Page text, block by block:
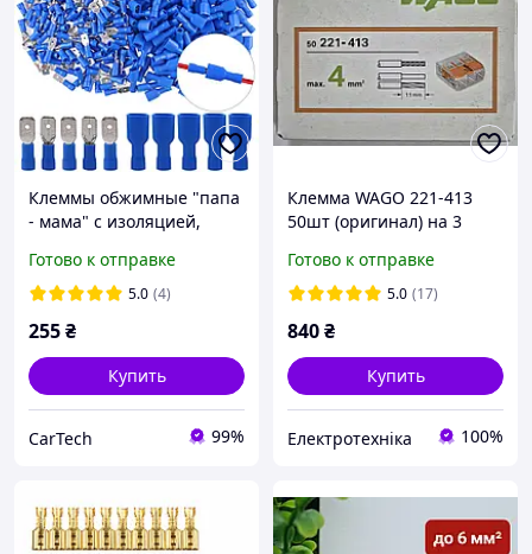
Клеммы обжимные "папа
- мама" с изоляцией,
Готово к отправке
5.0 (4)
255₴
Купить
CarTech 99%
Клемма WAGO 221-413
50шт (оригинал) на 3
Готово к отправке
5.0 (17)
840₴
Купить
Електротехніка 100%